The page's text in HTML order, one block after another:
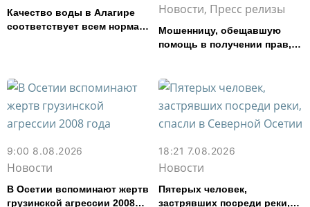
Качество воды в Алагире
соответствует всем нормам
Новости, Пресс релизы
Мошенницу, обещавшую
помощь в получении прав,
9:00 8.08.2026
Новости
В Осетии вспоминают жертв
грузинской агрессии 2008
18:21 7.08.2026
Новости
Пятерых человек,
застрявших посреди реки,